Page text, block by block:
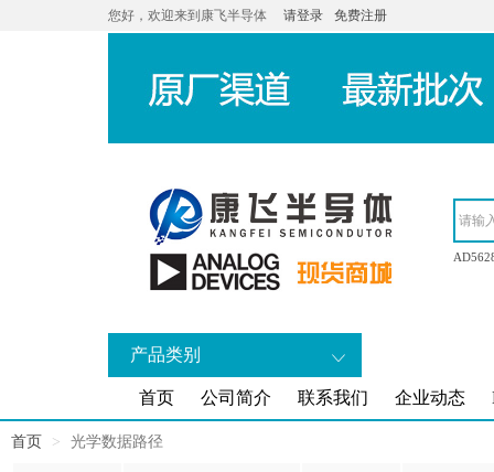
您好，欢迎来到康飞半导体 请登录 免费注册
产品类别
首页 公司简介 联系我们 企业动态
首页 光学数据路径